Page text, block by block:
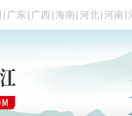
广东 广西 海南 河北 河南